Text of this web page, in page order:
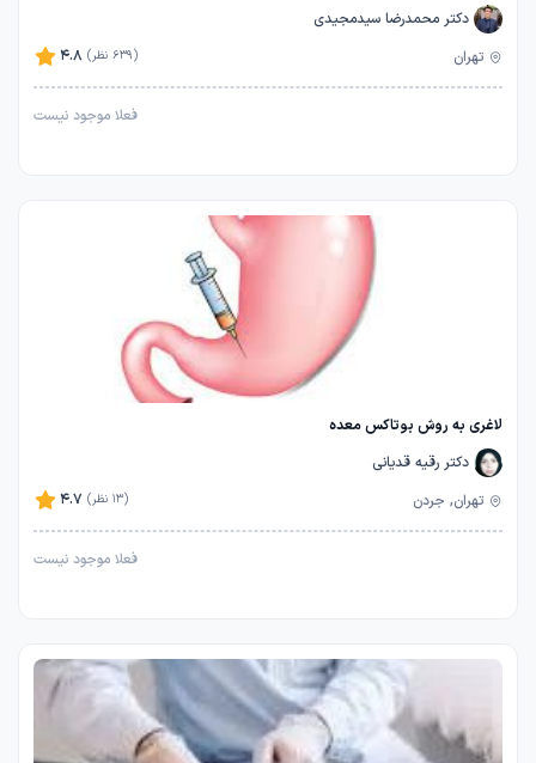
دکتر محمدرضا سیدمجیدی
4.8
(639 نظر) تهران
فعلا موجود نیست
لاغری به روش بوتاکس معده
دکتر رقیه قدیانی
4.7
(13 نظر) تهران, جردن
فعلا موجود نیست